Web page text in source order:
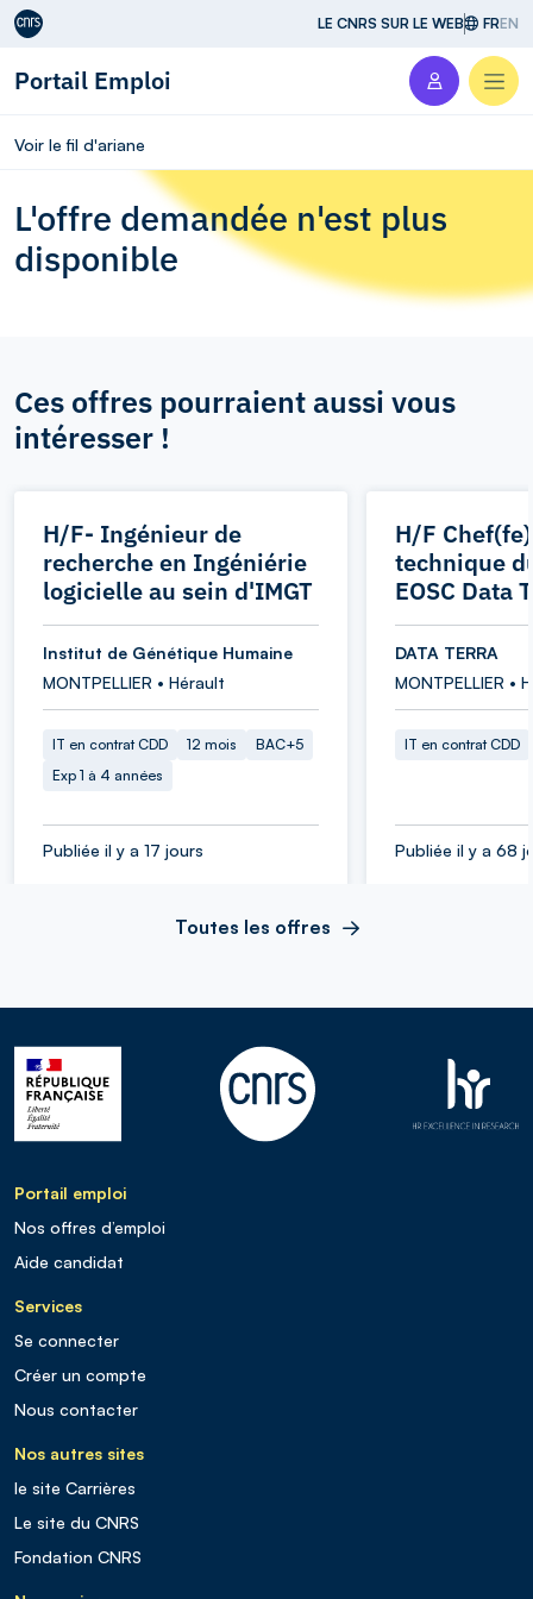
Aller au contenu LE CNRS SUR LE WEB FREN
Portail Emploi
Voir le fil d'ariane
L'offre demandée n'est plus
disponible
Ces offres pourraient aussi vous
intéresser !
H/F- Ingénieur de
recherche en Ingéniérie
logicielle au sein d'IMGT
Institut de Génétique Humaine
MONTPELLIER • Hérault
IT en contrat CDD 12 mois
BAC+5
Exp 1 à 4 années
Publiée il y a 17 jours
H/F
technique
EOSC Data
DATA TERRA
MONTPELLIER •
IT en contrat CDD
Publiée il y a 68
Toutes les offres
Portail emploi
Nos offres d’emploi
Aide candidat
Services
Se connecter
Créer un compte
Nous contacter
Nos autres sites
le site Carrières
Le site du CNRS
Fondation CNRS